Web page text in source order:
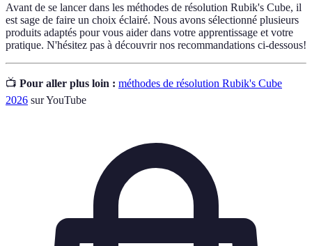
Avant de se lancer dans les méthodes de résolution Rubik's Cube, il
est sage de faire un choix éclairé. Nous avons sélectionné plusieurs
produits adaptés pour vous aider dans votre apprentissage et votre
pratique. N'hésitez pas à découvrir nos recommandations ci-dessous!
📺 Pour aller plus loin : méthodes de résolution Rubik's Cube
2026 sur YouTube